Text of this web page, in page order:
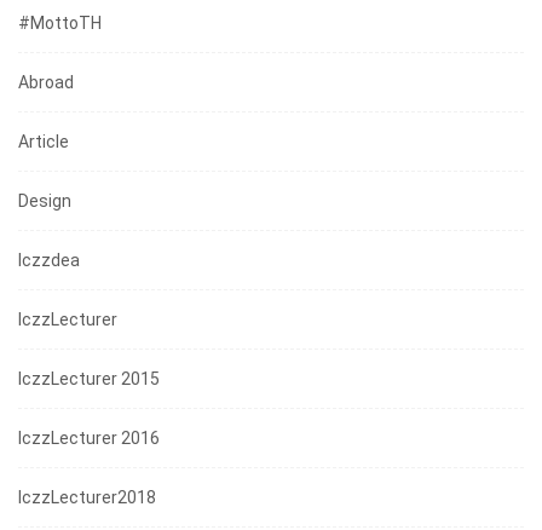
#mottoTH
Abroad
Article
Design
Iczzdea
IczzLecturer
IczzLecturer 2015
IczzLecturer 2016
IczzLecturer2018